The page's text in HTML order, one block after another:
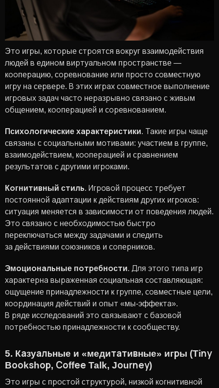
Это игры, которые строятся вокруг взаимодействия
людей в едином виртуальном пространстве —
кооперацию, соревнование или просто совместную
игру на сервере. В этих играх совместное выполнение
игровых задач часто неразрывно связано с живым
общением, кооперацией и соревнованием.
Психологические характеристики. Такие игры чаще
связаны с социальными мотивами: участием в группе,
взаимодействием, кооперацией и сравнением
результатов с другими игроками.
Когнитивный стиль. Игровой процесс требует
постоянной адаптации к действиям других игроков:
ситуация меняется в зависимости от поведения людей.
Это связано с необходимостью быстро
переключаться между задачами и следить
за действиями союзников и соперников.
Эмоциональные потребности. Для этого типа игр
характерна выраженная социальная составляющая:
ощущение принадлежности к группе, совместные цели,
координация действий и опыт «мы-эффекта».
В ряде исследований это связывают с базовой
потребностью принадлежности к сообществу.
5. Казуальные и «медитативные» игры (Tiny
Bookshop, Coffee Talk, Journey)
Это игры с простой структурой, низкой когнитивной